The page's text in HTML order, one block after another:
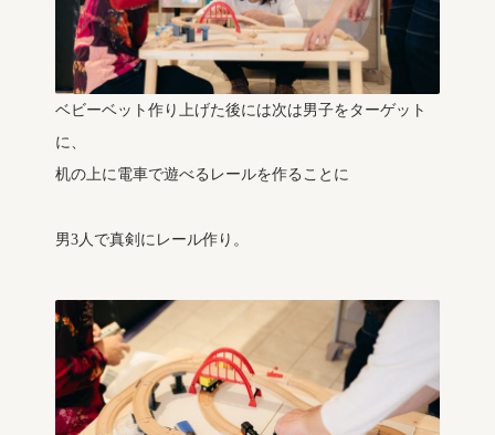
ベビーベット作り上げた後には次は男子をターゲット
に、
机の上に電車で遊べるレールを作ることに
男3人で真剣にレール作り。